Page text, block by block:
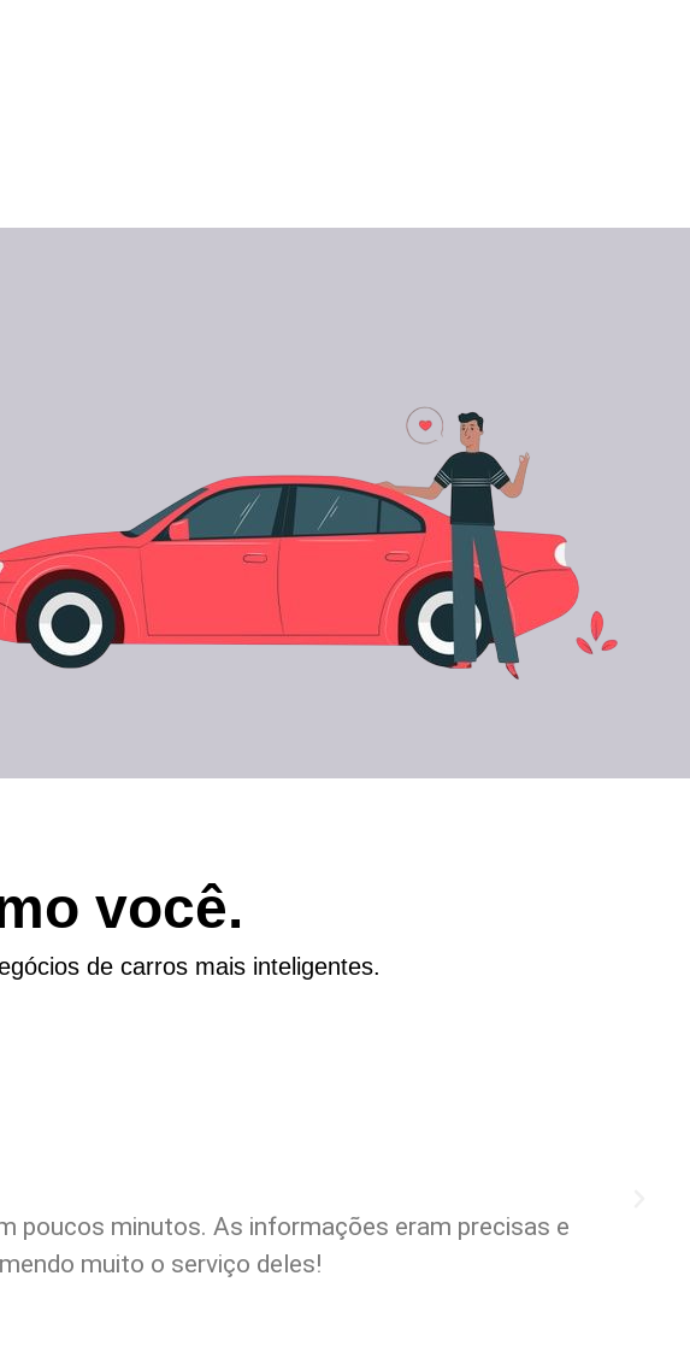
você.
de carros mais inteligentes.
poucos minutos. As informações eram precisas e
muito o serviço deles!